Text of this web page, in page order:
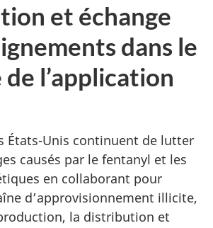
et échange
dans le
l’application
États-Unis continuent de lutter
causés par le fentanyl et les
en collaborant pour
d’approvisionnement illicite,
la distribution et